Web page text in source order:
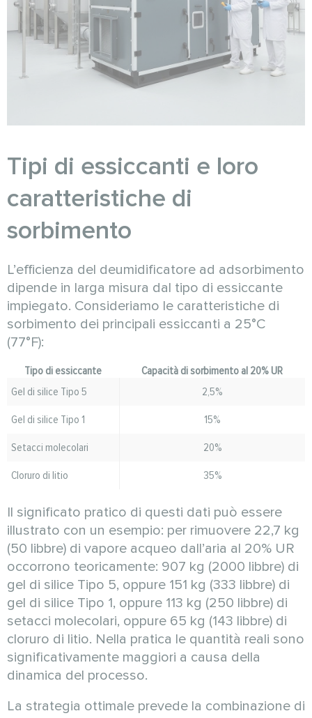
Tipi di essiccanti e loro
caratteristiche di
sorbimento
L’efficienza del deumidificatore ad adsorbimento
dipende in larga misura dal tipo di essiccante
impiegato. Consideriamo le caratteristiche di
sorbimento dei principali essiccanti a 25°C
(77°F):
Tipo di essiccante
Capacità di sorbimento al 20% UR
Gel di silice Tipo 5
2,5%
Gel di silice Tipo 1
15%
Setacci molecolari
20%
Cloruro di litio
35%
Il significato pratico di questi dati può essere
illustrato con un esempio: per rimuovere 22,7 kg
(50 libbre) di vapore acqueo dall’aria al 20% UR
occorrono teoricamente: 907 kg (2000 libbre) di
gel di silice Tipo 5, oppure 151 kg (333 libbre) di
gel di silice Tipo 1, oppure 113 kg (250 libbre) di
setacci molecolari, oppure 65 kg (143 libbre) di
cloruro di litio. Nella pratica le quantità reali sono
significativamente maggiori a causa della
dinamica del processo.
La strategia ottimale prevede la combinazione di